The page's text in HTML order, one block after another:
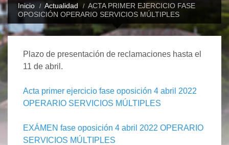
Inicio Actualidad
ACTA PRIMER EJERCICIO FASE
OPOSICIÓN OPERARIO SERVICIOS MÚLTIPLES
Plazo de presentación de reclamaciones hasta el
11 de abril.
Acta primer ejercicio fase oposición 4 abril 2022
OPERARIO SERVICIOS MÚLTIPLES
EXÁMEN fase oposición 4 abril 2022 OPERARIO
SERVICIOS MÚLTIPLES